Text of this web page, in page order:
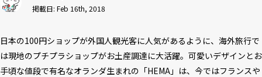
掲載日: Feb 16th, 2018
日本の100円ショップが外国人観光客に人気があるように、海外旅行で
は現地のプチプラショップがお土産調達に大活躍。可愛いデザインとお
手頃な値段で有名なオランダ生まれの「HEMA」は、今ではフランスや